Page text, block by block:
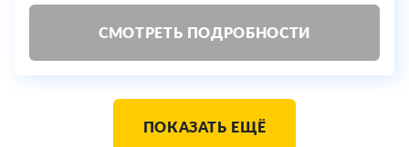
СМОТРЕТЬ ПОДРОБНОСТИ
ПОКАЗАТЬ ЕЩЁ